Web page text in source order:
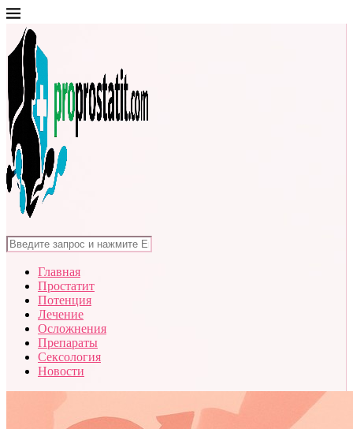
Главная
Простатит
Потенция
Лечение
Осложнения
Препараты
Сексология
Новости